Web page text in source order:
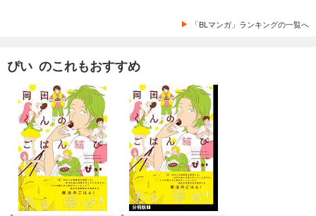
「BLマンガ」ランキングの一覧へ
ぴい のこれもおすすめ